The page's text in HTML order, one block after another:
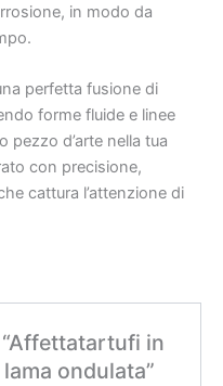
in modo da
perfetta fusione di
forme fluide e linee
pezzo d’arte nella tua
con precisione,
cattura l’attenzione di
in
ondulata”